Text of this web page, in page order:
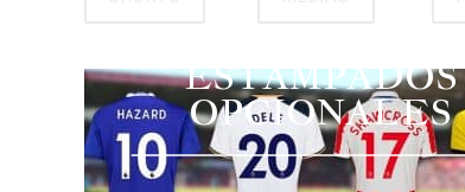
ESTAMPADOS
OPCIONALES